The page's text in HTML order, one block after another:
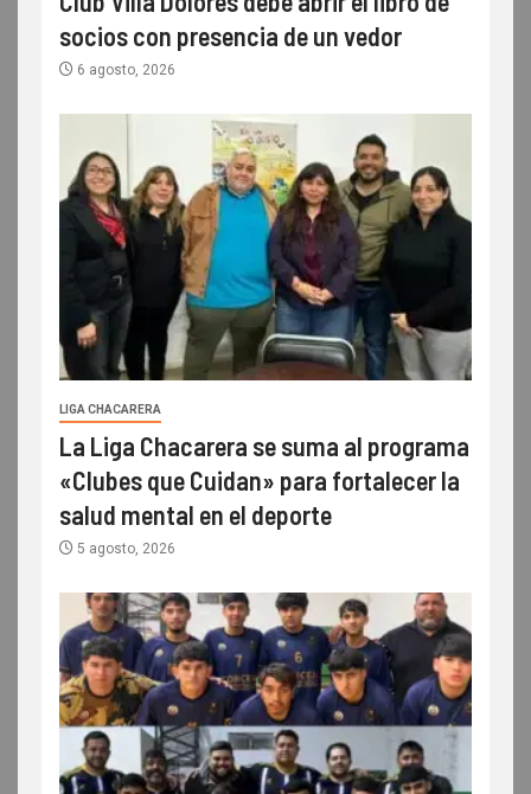
socios con presencia de un vedor
6 agosto, 2026
LIGA CHACARERA
La Liga Chacarera se suma al programa
«Clubes que Cuidan» para fortalecer la
salud mental en el deporte
5 agosto, 2026